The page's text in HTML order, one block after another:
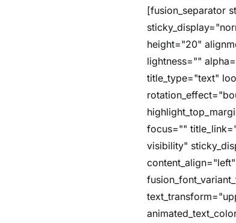
[fusion_separator
height="20"
lightness=""
title_type="text"
focus=""
visibility"